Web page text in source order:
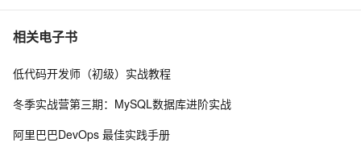
7 userdel使用说明
8 自己看系统的“系统还原”
相关电子书
低代码开发师（初级）实战教程
冬季实战营第三期：MySQL数据库进阶实战
阿里巴巴DevOps 最佳实践手册